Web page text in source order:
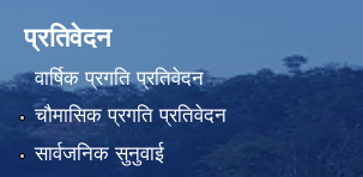
प्रतिवेदन
वार्षिक प्रगति प्रतिवेदन
चौमासिक प्रगति प्रतिवेदन
सार्वजनिक सुनुवाई